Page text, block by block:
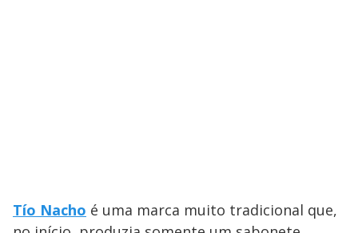
Tío Nacho é uma marca muito tradicional que,